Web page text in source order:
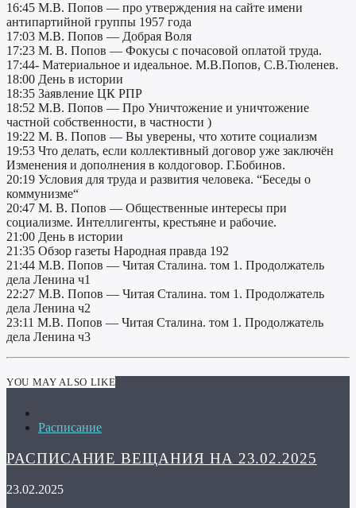
16:45 М.В. Попов — про утверждения на сайте имени
антипартийной группы 1957 года
17:03 М.В. Попов — Добрая Воля
17:23 М. В. Попов — Фокусы с почасовой оплатой труда.
17:44- Материальное и идеальное. М.В.Попов, С.В.Тюленев.
18:00 День в истории
18:35 Заявление ЦК РПР
18:52 М.В. Попов — Про Уничтожение и уничтожение
частной собственности, в частности )
19:22 М. В. Попов — Вы уверены, что хотите социализм
19:53 Что делать, если коллективный договор уже заключён
Изменения и дополнения в колдоговор. Г.Бобинов.
20:19 Условия для труда и развития человека. “Беседы о
коммунизме“
20:47 М. В. Попов — Общественные интересы при
социализме. Интеллигенты, крестьяне и рабочие.
21:00 День в истории
21:35 Обзор газеты Народная правда 192
21:44 М.В. Попов — Читая Сталина. том 1. Продолжатель
дела Ленина ч1
22:27 М.В. Попов — Читая Сталина. том 1. Продолжатель
дела Ленина ч2
23:11 М.В. Попов — Читая Сталина. том 1. Продолжатель
дела Ленина ч3
YOU MAY ALSO LIKE
Расписание
РАСПИСАНИЕ ВЕЩАНИЯ НА 23.02.2025
23.02.2025